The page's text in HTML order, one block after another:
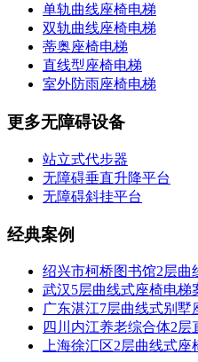
单轨曲线座椅电梯
双轨曲线座椅电梯
蒂奥座椅电梯
直线型座椅电梯
室外防雨座椅电梯
更多无障碍设备
站立式代步器
无障碍垂直升降平台
无障碍斜挂平台
经典案例
绍兴市柯桥图书馆2层曲
武汉5层曲线式座椅电梯
广东湛江7层曲线式别墅
四川内江养老综合体2层
上海徐汇区2层曲线式座